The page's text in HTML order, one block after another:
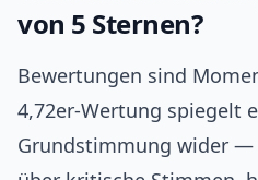
von 5 Sternen?
Bewertungen sind
4,72er-Wertung spiegelt
Grundstimmung wider —